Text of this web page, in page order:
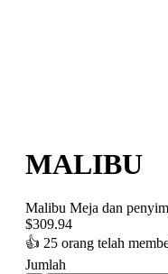
MALIBU
Malibu Meja dan
$309.94
👍 25 orang telah
Jumlah